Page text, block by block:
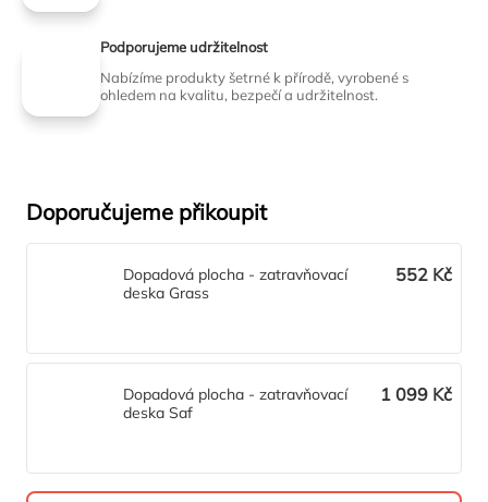
Podporujeme udržitelnost
Nabízíme produkty šetrné k přírodě, vyrobené s
ohledem na kvalitu, bezpečí a udržitelnost.
Doporučujeme přikoupit
Dopadová plocha - zatravňovací
deska Grass
552 Kč
Dopadová plocha - zatravňovací
deska Saf
1 099 Kč